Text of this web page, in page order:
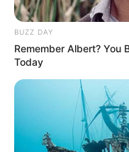
otras estaciones de
con las Unidades de
que se encuentran en
municipios aledaños,
Puede interesarle:Se
asesinar a su
BUZZ DAY
Remember Albert? You
Today